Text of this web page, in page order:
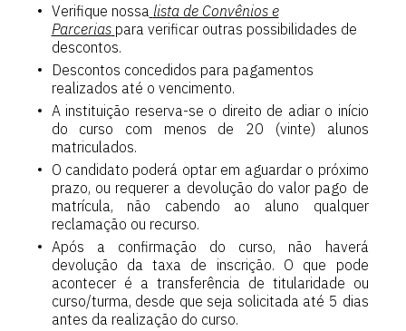
Verifique nossa lista de Convênios e
Parcerias para verificar outras possibilidades de
descontos.
Descontos concedidos para pagamentos
realizados até o vencimento.
A instituição reserva-se o direito de adiar o início
do curso com menos de 20 (vinte) alunos
matriculados.
O candidato poderá optar em aguardar o próximo
prazo, ou requerer a devolução do valor pago de
matrícula, não cabendo ao aluno qualquer
reclamação ou recurso.
Após a confirmação do curso, não haverá
devolução da taxa de inscrição. O que pode
acontecer é a transferência de titularidade ou
curso/turma, desde que seja solicitada até 5 dias
antes da realização do curso.